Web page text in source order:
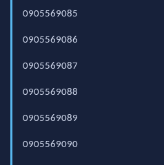
0905569085
0905569086
0905569087
0905569088
0905569089
0905569090